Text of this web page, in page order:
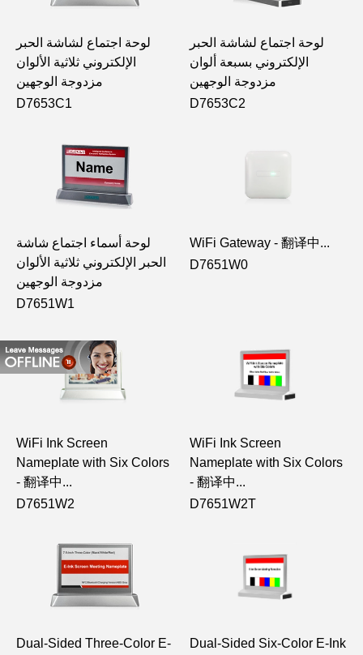
لوحة اجتماع لشاشة الحبر
الإلكتروني ثلاثية الألوان
مزدوجة الوجهين
D7653C1
لوحة اجتماع لشاشة الحبر
الإلكتروني بسبعة ألوان
مزدوجة الوجهين
D7653C2
لوحة أسماء اجتماع شاشة
الحبر الإلكتروني ثلاثية الألوان
مزدوجة الوجهين
D7651W1
WiFi Gateway - 翻译中...
D7651W0
WiFi Ink Screen
Nameplate with Six Colors
- 翻译中...
D7651W2
WiFi Ink Screen
Nameplate with Six Colors
- 翻译中...
D7651W2T
Dual-Sided Three-Color E-
Dual-Sided Six-Color E-Ink